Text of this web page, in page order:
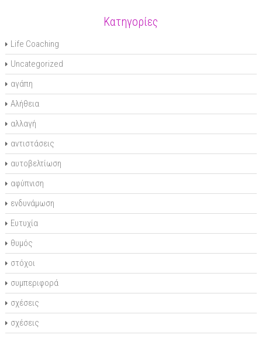
Κατηγορίες
Life Coaching
Uncategorized
αγάπη
Αλήθεια
αλλαγή
αντιστάσεις
αυτοβελτίωση
αφύπνιση
ενδυνάμωση
Ευτυχία
θυμός
στόχοι
συμπεριφορά
σχέσεις
σχέσεις